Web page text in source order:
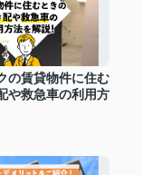
の賃貸物件に住む
や救急車の利用方